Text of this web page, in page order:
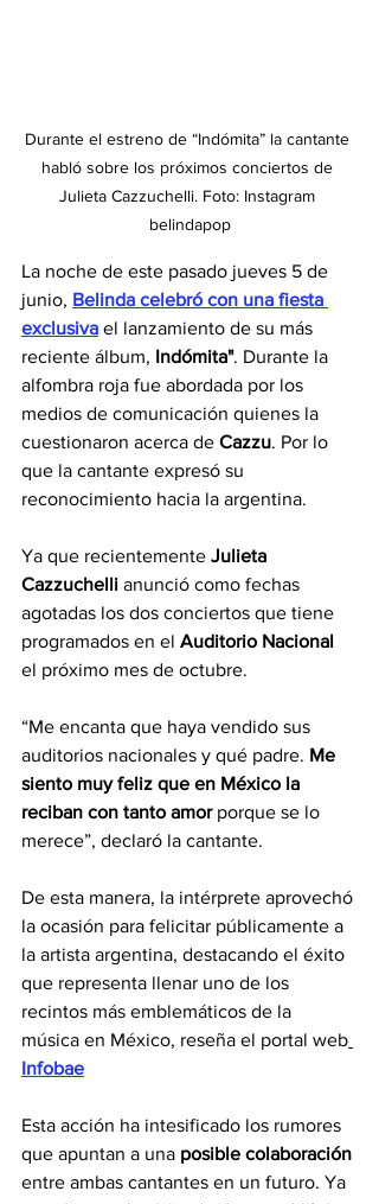
Durante el estreno de “Indómita” la cantante
habló sobre los próximos conciertos de
Julieta Cazzuchelli. Foto: Instagram
belindapop
La noche de este pasado jueves 5 de
junio, Belinda celebró con una fiesta
exclusiva el lanzamiento de su más
reciente álbum, Indómita". Durante la
alfombra roja fue abordada por los
medios de comunicación quienes la
cuestionaron acerca de Cazzu. Por lo
que la cantante expresó su
reconocimiento hacia la argentina.
Ya que recientemente Julieta
Cazzuchelli anunció como fechas
agotadas los dos conciertos que tiene
programados en el Auditorio Nacional
el próximo mes de octubre.
“Me encanta que haya vendido sus
auditorios nacionales y qué padre. Me
siento muy feliz que en México la
reciban con tanto amor porque se lo
merece”, declaró la cantante.
De esta manera, la intérprete aprovechó
la ocasión para felicitar públicamente a
la artista argentina, destacando el éxito
que representa llenar uno de los
recintos más emblemáticos de la
música en México, reseña el portal web
Infobae
Esta acción ha intesificado los rumores
que apuntan a una posible colaboración
entre ambas cantantes en un futuro. Ya